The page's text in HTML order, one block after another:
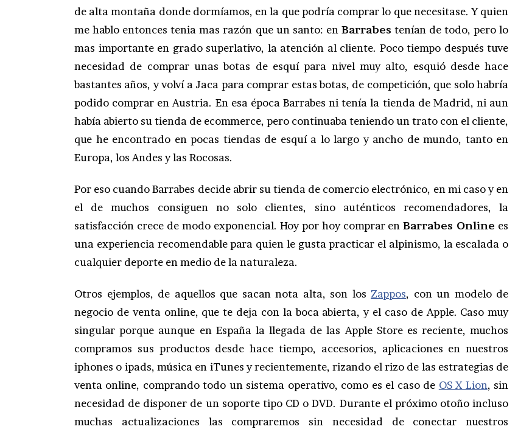
de alta montaña donde dormíamos, en la que podría comprar lo que necesitase. Y quien
me hablo entonces tenia mas razón que un santo: en Barrabes tenían de todo, pero lo
mas importante en grado superlativo, la atención al cliente. Poco tiempo después tuve
necesidad de comprar unas botas de esquí para nivel muy alto, esquió desde hace
bastantes años, y volví a Jaca para comprar estas botas, de competición, que solo habría
podido comprar en Austria. En esa época Barrabes ni tenía la tienda de Madrid, ni aun
había abierto su tienda de ecommerce, pero continuaba teniendo un trato con el cliente,
que he encontrado en pocas tiendas de esquí a lo largo y ancho de mundo, tanto en
Europa, los Andes y las Rocosas.
Por eso cuando Barrabes decide abrir su tienda de comercio electrónico, en mi caso y en
el de muchos consiguen no solo clientes, sino auténticos recomendadores, la
satisfacción crece de modo exponencial. Hoy por hoy comprar enBarrabes Online es
una experiencia recomendable para quien le gusta practicar el alpinismo, la escalada o
cualquier deporte en medio de la naturaleza.
Otros ejemplos, de aquellos que sacan nota alta, son los Zappos, con un modelo de
negocio de venta online, que te deja con la boca abierta, y el caso de Apple. Caso muy
singular porque aunque en España la llegada de las Apple Store es reciente, muchos
compramos sus productos desde hace tiempo, accesorios, aplicaciones en nuestros
iphones o ipads, música en iTunes y recientemente, rizando el rizo de las estrategias de
venta online, comprando todo un sistema operativo, como es el caso de OS X Lion, sin
necesidad de disponer de un soporte tipo CD o DVD. Durante el próximo otoño incluso
muchas actualizaciones las compraremos sin necesidad de conectar nuestros